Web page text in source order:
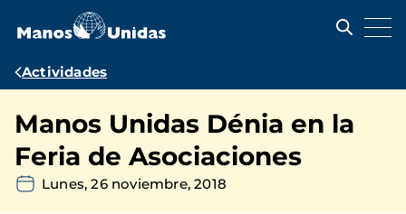
contenido
Ruta
navegación
Actividades
Manos Unidas Dénia en la
Feria de Asociaciones
Lunes, 26 noviembre, 2018